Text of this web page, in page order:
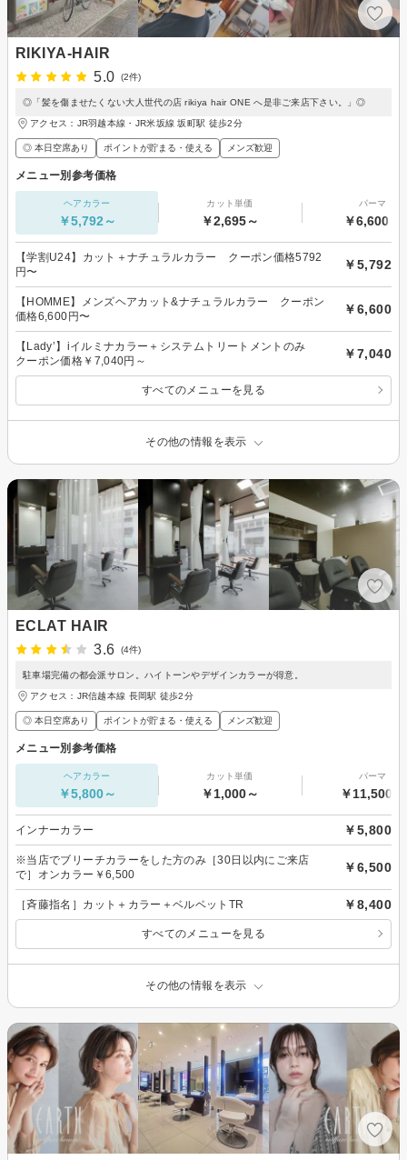
RIKIYA-HAIR
5.0
(2件)
◎「髪を傷ませたくない大人世代の店 rikiya hair ONE へ是非ご来店下さい。」◎
アクセス：JR羽越本線・JR米坂線 坂町駅 徒歩2分
◎ 本日空席あり ポイントが貯まる・使える メンズ歓迎
メニュー別参考価格
ヘアカラー
￥5,792～
カット単価
￥2,695～
パーマ
￥6,600～
【学割U24】カット＋ナチュラルカラー クーポン価格5792
円〜
￥5,792
【HOMME】メンズヘアカット&ナチュラルカラー クーポン
価格6,600円〜
￥6,600
【Lady’】iイルミナカラー＋システムトリートメントのみ
クーポン価格￥7,040円～
￥7,040
すべてのメニューを見る
その他の情報を表示
ECLAT HAIR
3.6
(4件)
駐車場完備の都会派サロン。ハイトーンやデザインカラーが得意。
アクセス：JR信越本線 長岡駅 徒歩2分
◎ 本日空席あり ポイントが貯まる・使える メンズ歓迎
メニュー別参考価格
ヘアカラー
￥5,800～
カット単価
￥1,000～
パーマ
￥11,500～
インナーカラー ￥5,800
※当店でブリーチカラーをした方のみ［30日以内にご来店
で］オンカラー￥6,500
￥6,500
［斉藤指名］カット＋カラー＋ベルベットTR ￥8,400
すべてのメニューを見る
その他の情報を表示